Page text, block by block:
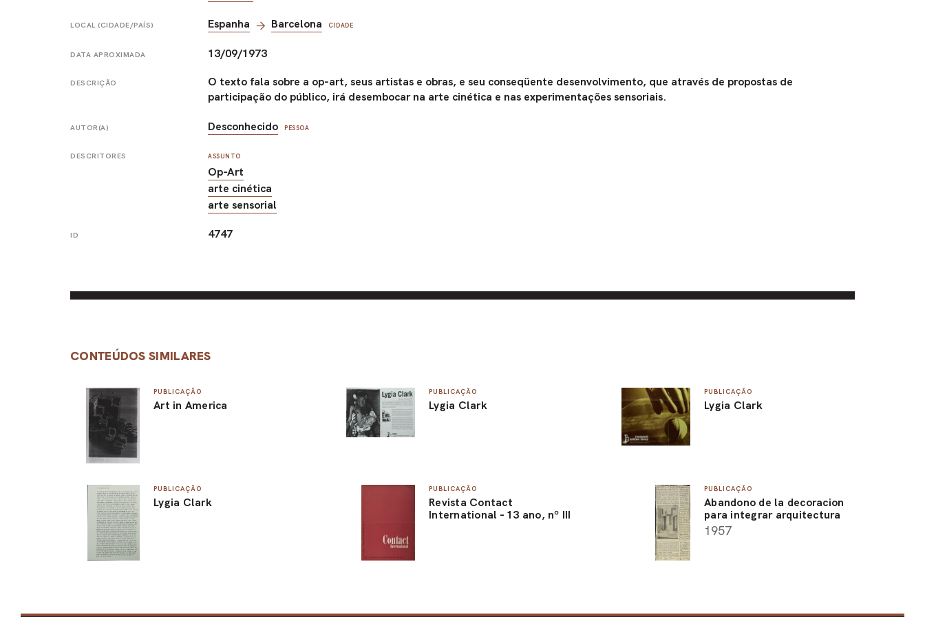
LOCAL (CIDADE/PAÍS) Espanha Barcelona CIDADE
DATA APROXIMADA 13/09/1973
DESCRIÇÃO
O texto fala sobre a op-art, seus artistas e obras, e seu conseqüente desenvolvimento, que através de propostas de
participação do público, irá desembocar na arte cinética e nas experimentações sensoriais.
AUTOR(A) Desconhecido PESSOA
DESCRITORES ASSUNTO
Op-Art
arte cinética
arte sensorial
ID 4747
CONTEÚDOS SIMILARES
PUBLICAÇÃO
Art in America
PUBLICAÇÃO
Lygia Clark
PUBLICAÇÃO
Lygia Clark
PUBLICAÇÃO
Lygia Clark
PUBLICAÇÃO
Revista Contact
International - 13 ano, nº III
PUBLICAÇÃO
Abandono de la decoracion
para integrar arquitectura
1957